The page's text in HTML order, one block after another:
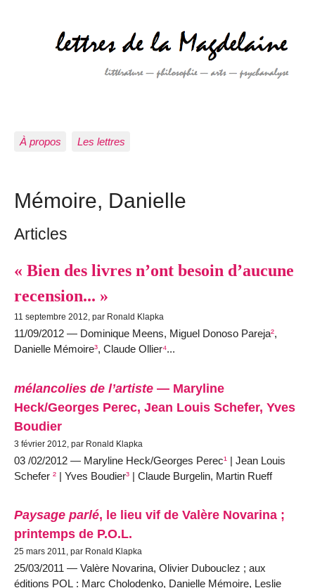
À propos Les lettres
Mémoire, Danielle
Articles
« Bien des livres n’ont besoin d’aucune
recension... »
11 septembre 2012, par Ronald Klapka
11/09/2012 — Dominique Meens, Miguel Donoso Pareja²,
Danielle Mémoire³, Claude Ollier⁴...
mélancolies de l’artiste — Maryline
Heck/Georges Perec, Jean Louis Schefer, Yves
Boudier
3 février 2012, par Ronald Klapka
03 /02/2012 — Maryline Heck/Georges Perec¹ | Jean Louis
Schefer ² | Yves Boudier³ | Claude Burgelin, Martin Rueff
Paysage parlé, le lieu vif de Valère Novarina ;
printemps de P.O.L.
25 mars 2011, par Ronald Klapka
25/03/2011 — Valère Novarina, Olivier Dubouclez ; aux
éditions POL : Marc Cholodenko, Danielle Mémoire, Leslie